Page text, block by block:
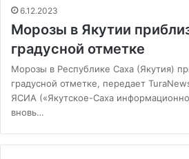
6.12.2023
Морозы в Якутии
градусной отметке
Морозы в Республике Саха (Якутия)
градусной отметке, передает
ЯСИА («Якутское-Саха
вновь…